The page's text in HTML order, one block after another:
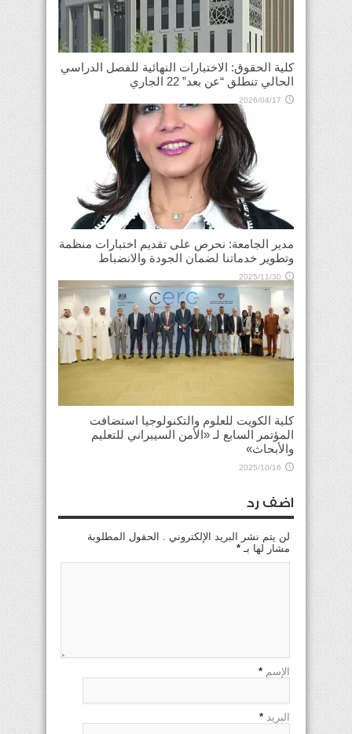
كلية الحقوق: الاختبارات النهائية للفصل الدراسي
الحالي تنطلق “عن بعد” 22 الجاري
2026/04/17
مدير الجامعة: نحرص على تقديم اختبارات منظمة
وتطوير خدماتنا لضمان الجودة والانضباط
2025/11/30
كلية الكويت للعلوم والتكنولوجيا استضافت
المؤتمر السابع لـ «الأمن السيبراني للتعليم
والأبحاث»
2025/10/16
اضف رد
لن يتم نشر البريد الإلكتروني . الحقول المطلوبة
مشار لها بـ *
الإسم *
البريد *